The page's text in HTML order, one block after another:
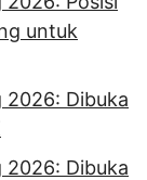
untuk
Dibuka
Dibuka